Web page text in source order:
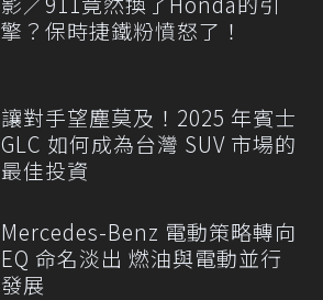
擎？保時捷鐵粉憤怒了！
讓對手望塵莫及！2025 年賓士
GLC 如何成為台灣 SUV 市場的
最佳投資
Mercedes-Benz 電動策略轉向
EQ 命名淡出 燃油與電動並行
發展